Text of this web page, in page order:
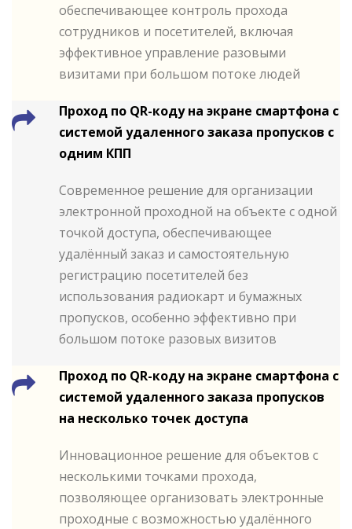
обеспечивающее контроль прохода
сотрудников и посетителей, включая
эффективное управление разовыми
визитами при большом потоке людей
Проход по QR-коду на экране смартфона с
системой удаленного заказа пропусков с
одним КПП
Современное решение для организации
электронной проходной на объекте с одной
точкой доступа, обеспечивающее
удалённый заказ и самостоятельную
регистрацию посетителей без
использования радиокарт и бумажных
пропусков, особенно эффективно при
большом потоке разовых визитов
Проход по QR-коду на экране смартфона с
системой удаленного заказа пропусков
на несколько точек доступа
Инновационное решение для объектов с
несколькими точками прохода,
позволяющее организовать электронные
проходные с возможностью удалённого